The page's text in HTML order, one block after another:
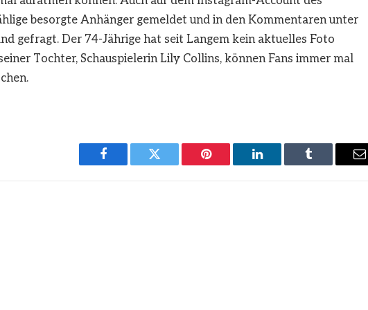
besorgte Anhänger gemeldet und in den Kommentaren unter
gefragt. Der 74-Jährige hat seit Langem kein aktuelles Foto
Tochter, Schauspielerin Lily Collins, können Fans immer mal
Facebook Twitter Pinterest LinkedIn Tumblr